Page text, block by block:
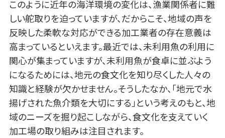
このように近年の海洋環境の変化は、漁業関係者に難
しい舵取りを迫っていますが、だからこそ、地域の声を
反映した柔軟な対応ができる加工業者の存在意義は
高まっているといえます。最近では、未利用魚の利用に
関心が集まっていますが、未利用魚が食卓に並ぶよう
になるためには、地元の食文化を知り尽くした人々の
知識と経験が欠かせません。そうしたなか、「地元で水
揚げされた魚介類を大切にする」という考えのもと、地
域のニーズを掘り起こしながら、食文化を支えていく
加工場の取り組みは注目されます。